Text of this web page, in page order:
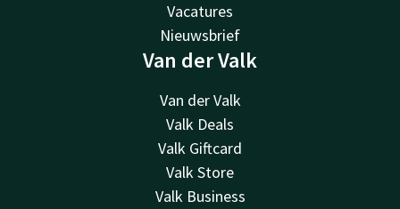
Vacatures
Nieuwsbrief
Van der Valk
Van der Valk
Valk Deals
Valk Giftcard
Valk Store
Valk Business